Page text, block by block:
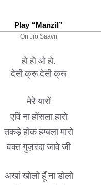
Play “Manzil”
On Jio Saavn
हो हो ओ हो.
देसी क्रू देसी क्रू
मेरे यारों
एविं ना होंसला हारो
तकड़े होक हम्बला मारो
वक्त गुज़रदा जावे जी
अखां खोलो हूँ ना डोलो